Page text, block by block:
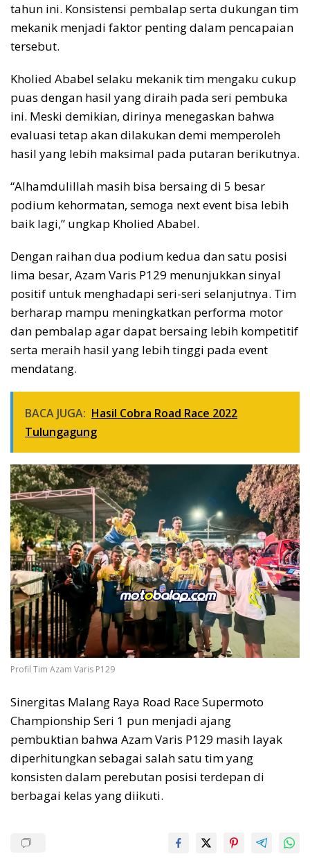
tahun ini. Konsistensi pembalap serta dukungan tim
mekanik menjadi faktor penting dalam pencapaian
tersebut.
Kholied Ababel selaku mekanik tim mengaku cukup
puas dengan hasil yang diraih pada seri pembuka
ini. Meski demikian, dirinya menegaskan bahwa
evaluasi tetap akan dilakukan demi memperoleh
hasil yang lebih maksimal pada putaran berikutnya.
“Alhamdulillah masih bisa bersaing di 5 besar
podium kehormatan, semoga next event bisa lebih
baik lagi,” ungkap Kholied Ababel.
Dengan raihan dua podium kedua dan satu posisi
lima besar, Azam Varis P129 menunjukkan sinyal
positif untuk menghadapi seri-seri selanjutnya. Tim
berharap mampu meningkatkan performa motor
dan pembalap agar dapat bersaing lebih kompetitif
serta meraih hasil yang lebih tinggi pada event
mendatang.
BACA JUGA: Hasil Cobra Road Race 2022
Tulungagung
Profil Tim Azam Varis P129
Sinergitas Malang Raya Road Race Supermoto
Championship Seri 1 pun menjadi ajang
pembuktian bahwa Azam Varis P129 masih layak
diperhitungkan sebagai salah satu tim yang
konsisten dalam perebutan posisi terdepan di
berbagai kelas yang diikuti.